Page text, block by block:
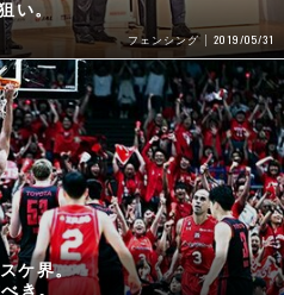
い。
フェンシング 2019/05/31
ケ界。
き。